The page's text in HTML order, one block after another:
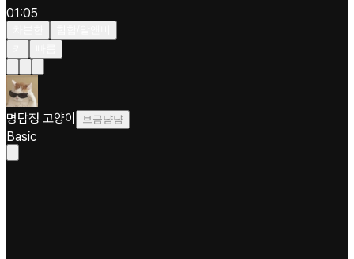
01:05
명탐정 고양이 브금냠냠
Basic